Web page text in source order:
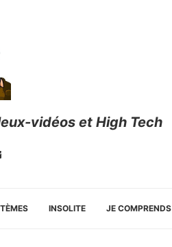
vidéos et High Tech
INSOLITE JE COMPRENDS